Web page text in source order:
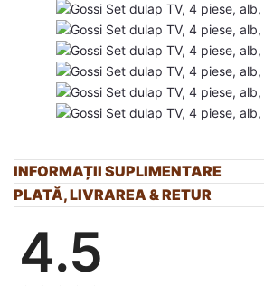
INFORMAȚII SUPLIMENTARE
PLATĂ, LIVRAREA & RETUR
4.5